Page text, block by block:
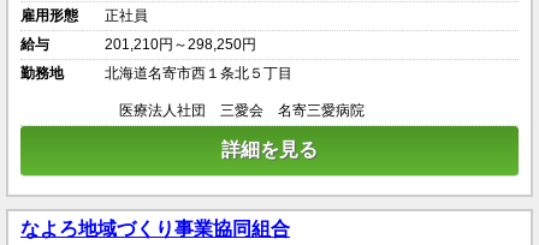
雇用形態
正社員
給与
201,210円～298,250円
勤務地
北海道名寄市西１条北５丁目
医療法人社団 三愛会 名寄三愛病院
詳細を見る
なよろ地域づくり事業協同組合